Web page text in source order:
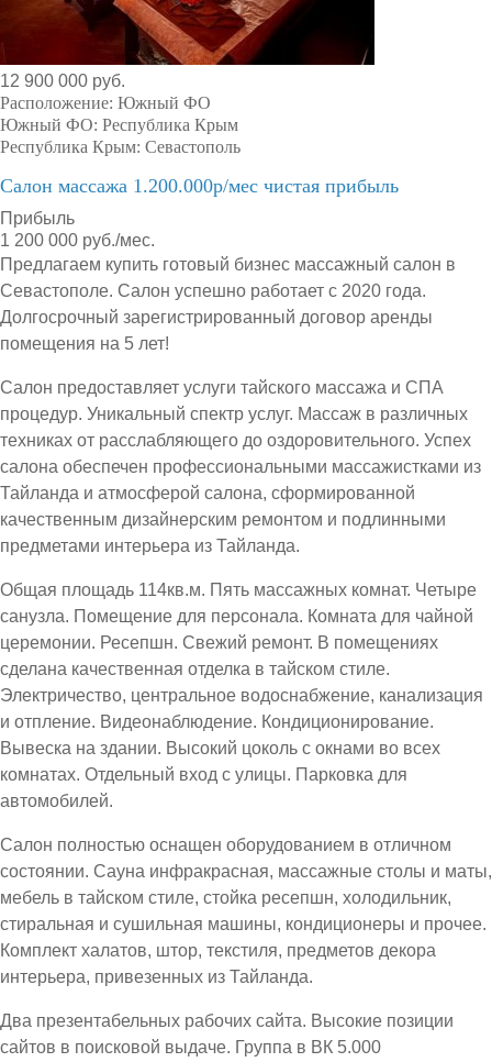
12 900 000 руб.
Расположение: Южный ФО
Южный ФО: Республика Крым
Республика Крым: Севастополь
Салон массажа 1.200.000р/мес чистая прибыль
Прибыль
1 200 000 руб./мес.
Предлагаем купить готовый бизнес массажный салон в
Севастополе. Салон успешно работает с 2020 года.
Долгосрочный зарегистрированный договор аренды
помещения на 5 лет!
Салон предоставляет услуги тайского массажа и СПА
процедур. Уникальный спектр услуг. Массаж в различных
техниках от расслабляющего до оздоровительного. Успех
салона обеспечен профессиональными массажистками из
Тайланда и атмосферой салона, сформированной
качественным дизайнерским ремонтом и подлинными
предметами интерьера из Тайланда.
Общая площадь 114кв.м. Пять массажных комнат. Четыре
санузла. Помещение для персонала. Комната для чайной
церемонии. Ресепшн. Свежий ремонт. В помещениях
сделана качественная отделка в тайском стиле.
Электричество, центральное водоснабжение, канализация
и отпление. Видеонаблюдение. Кондиционирование.
Вывеска на здании. Высокий цоколь с окнами во всех
комнатах. Отдельный вход с улицы. Парковка для
автомобилей.
Салон полностью оснащен оборудованием в отличном
состоянии. Сауна инфракрасная, массажные столы и маты,
мебель в тайском стиле, стойка ресепшн, холодильник,
стиральная и сушильная машины, кондиционеры и прочее.
Комплект халатов, штор, текстиля, предметов декора
интерьера, привезенных из Тайланда.
Два презентабельных рабочих сайта. Высокие позиции
сайтов в поисковой выдаче. Группа в ВК 5.000